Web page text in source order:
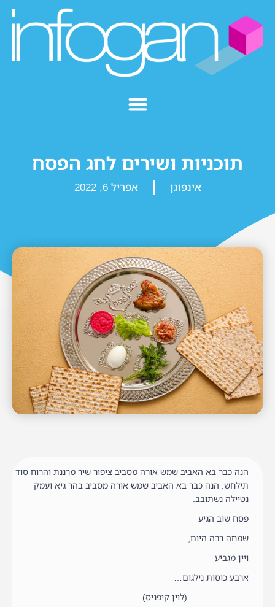
תוכניות ושירים לחג הפסח
אינפוגן אפריל 6, 2022
הנה כבר בא האביב שמש אורה מסביב ציפור שיר מרננת והרוח סוד
תילחש. הנה כבר בא האביב שמש אורה מסביב בהר גיא ועמק
נטיילה נשתובב.
פסח שוב הגיע
שמחה רבה היום,
ויין מגביע
ארבע כוסות נילגום…
(לוין קיפניס)